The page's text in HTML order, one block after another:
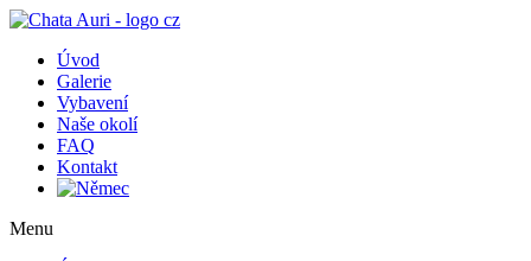
Úvod
Galerie
Vybavení
Naše okolí
FAQ
Kontakt
Menu